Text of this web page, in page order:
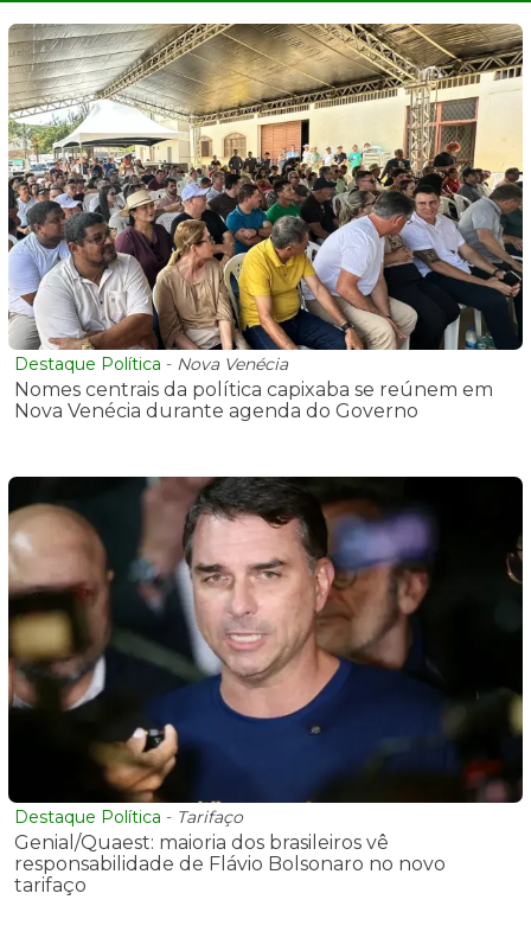
Destaque Política - Nova Venécia
Nomes centrais da política capixaba se reúnem em
Nova Venécia durante agenda do Governo
Destaque Política - Tarifaço
Genial/Quaest: maioria dos brasileiros vê
responsabilidade de Flávio Bolsonaro no novo
tarifaço